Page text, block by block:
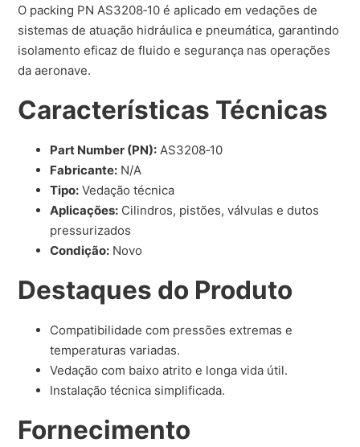
O packing PN AS3208‑10 é aplicado em vedações de
sistemas de atuação hidráulica e pneumática, garantindo
isolamento eficaz de fluido e segurança nas operações
da aeronave.
Características Técnicas
Part Number (PN): AS3208‑10
Fabricante: N/A
Tipo: Vedação técnica
Aplicações: Cilindros, pistões, válvulas e dutos
pressurizados
Condição: Novo
Destaques do Produto
Compatibilidade com pressões extremas e
temperaturas variadas.
Vedação com baixo atrito e longa vida útil.
Instalação técnica simplificada.
Fornecimento